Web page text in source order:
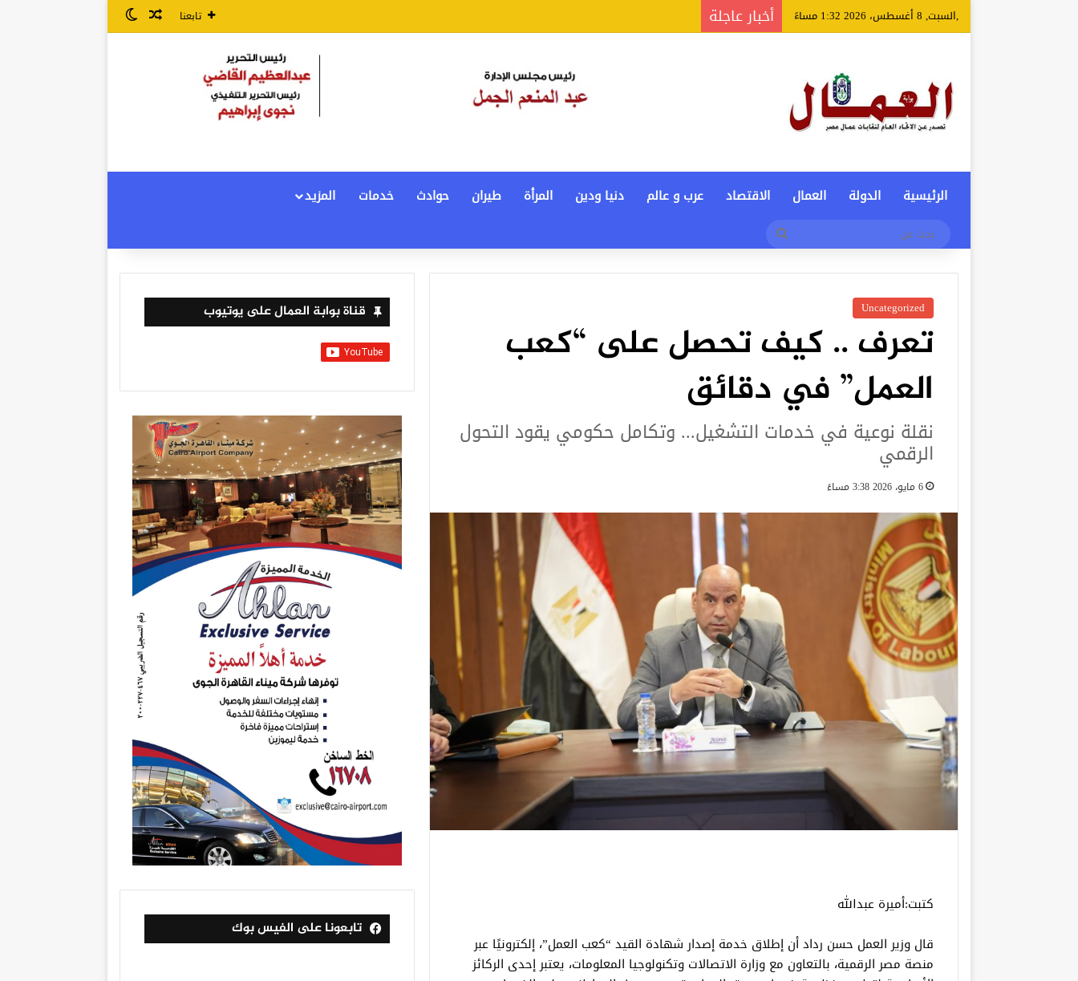
,السبت, 8 أغسطس، 2026 1:32 مساءً أخبار عاجلة تابعنا مقال عشوائي
الوضع المظلم
الرئيسية الدولة العمال الاقتصاد عرب و عالم دنيا ودين المرأة طيران حوادث خدمات
المزيد
Uncategorized
تعرف .. كيف تحصل على “كعب
العمل” في دقائق
نقلة نوعية في خدمات التشغيل... وتكامل حكومي يقود التحول
الرقمي
6 مايو، 2026 3:38 مساءً
كتبت:أميرة عبدالله
قال وزير العمل حسن رداد أن إطلاق خدمة إصدار شهادة القيد “كعب العمل”، إلكترونيًا عبر
منصة مصر الرقمية، بالتعاون مع وزارة الاتصالات وتكنولوجيا المعلومات، يعتبر إحدى الركائز
قناة بوابة العمال على يوتيوب
تابعونا على الفيس بوك